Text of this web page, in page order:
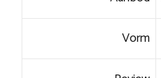
Vorm